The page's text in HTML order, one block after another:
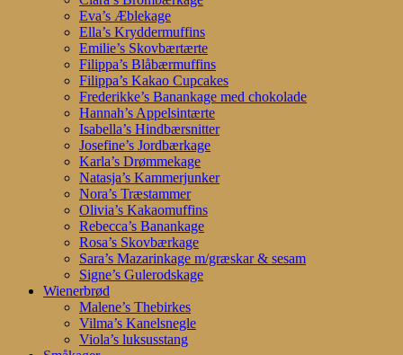
Eva’s Æblekage
Ella’s Kryddermuffins
Emilie’s Skovbærtærte
Filippa’s Blåbærmuffins
Filippa’s Kakao Cupcakes
Frederikke’s Banankage med chokolade
Hannah’s Appelsintærte
Isabella’s Hindbærsnitter
Josefine’s Jordbærkage
Karla’s Drømmekage
Natasja’s Kammerjunker
Nora’s Træstammer
Olivia’s Kakaomuffins
Rebecca’s Banankage
Rosa’s Skovbærkage
Sara’s Mazarinkage m/græskar & sesam
Signe’s Gulerodskage
Wienerbrød
Malene’s Thebirkes
Vilma’s Kanelsnegle
Viola’s luksusstang